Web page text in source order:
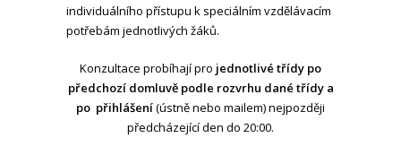
individuálního přístupu k speciálním vzdělávacím
potřebám jednotlivých žáků.
Konzultace probíhají pro jednotlivé třídy po
předchozí domluvě podle rozvrhu dané třídy a
po přihlášení(ústně nebo mailem) nejpozději
předcházející den do 20:00.